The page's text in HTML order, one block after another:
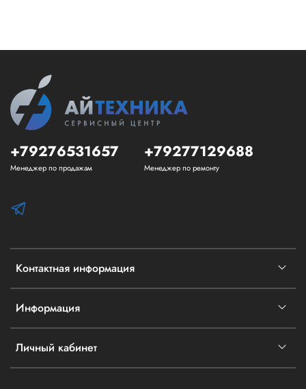
Контактная информация
Информация
Личный кабинет
+79276531657
Менеджер по продажам
+79277129688
Менеджер по ремонту